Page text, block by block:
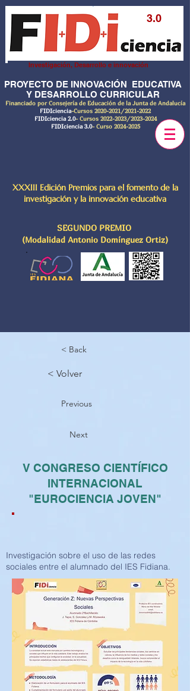
3.0
Investigación, Desarrollo e innovación
PROYECTO DE INNOVACIÓN EDUCATIVA
Y DESARROLLO CURRICULAR
Financiado por Consejería de Educación de la Junta de Andalucía
FIDIciencia-Cursos 2020-2021 /2021-2022
FIDIciencia 2.0- Cursos 2022-2023/2023-2024
FIDIciencia 3.0- Curso 2024-2025
XXXIII Edición Premios para el fomento de la
investigación y la innovación educativa
SEGUNDO PREMIO
(Modalidad Antonio Domínguez Ortiz)
< Back
< Volver
Previous
Next
V CONGRESO CIENTÍFICO
INTERNACIONAL
"EUROCIENCIA JOVEN"
Investigación sobre el uso de las redes
sociales entre el alumnado del IES Fidiana.